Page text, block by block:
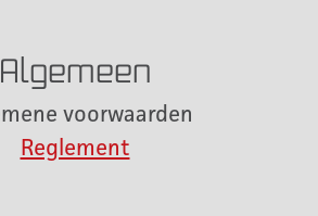
Algemeen
voorwaarden
Reglement